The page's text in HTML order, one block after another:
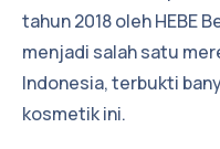
tahun 2018 oleh HEBE
menjadi salah satu
Indonesia, terbukti
kosmetik ini.